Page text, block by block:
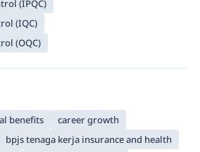
(IPQC)
(IQC)
(OQC)
benefits
career growth
bpjs tenaga kerja insurance and health